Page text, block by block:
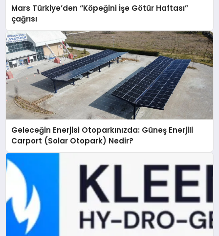
Mars Türkiye’den “Köpeğini İşe Götür Haftası”
çağrısı
Geleceğin Enerjisi Otoparkınızda: Güneş Enerjili
Carport (Solar Otopark) Nedir?